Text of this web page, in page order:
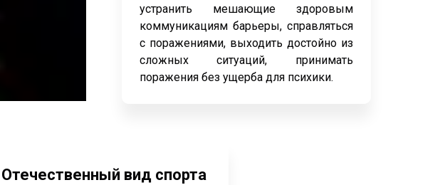
устранить мешающие здоровым
коммуникациям барьеры, справляться
с поражениями, выходить достойно из
сложных ситуаций, принимать
поражения без ущерба для психики.
Отечественный вид спорта